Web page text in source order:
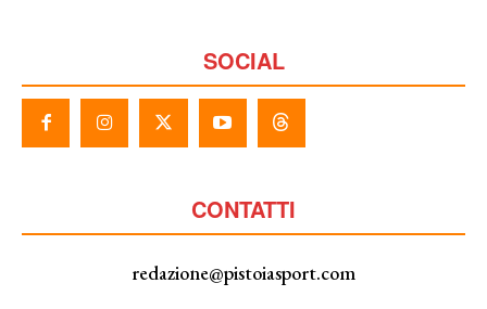
SOCIAL
CONTATTI
redazione@pistoiasport.com